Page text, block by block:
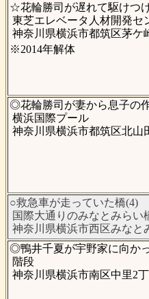
☆花輪勝司が遅れて駆けつ
東芝エレベータ人材開発セ
神奈川県横浜市都筑区茅ケ
※2014年解体
◎花輪勝司が妻から息子の
横浜国際プール
神奈川県横浜市都筑区北山
○救急車が走っていた橋(4)
国際大通りのみなとみらい
神奈川県横浜市西区みなと
◎鴨井千夏が宇野家に向か
階段
神奈川県横浜市南区中里2丁